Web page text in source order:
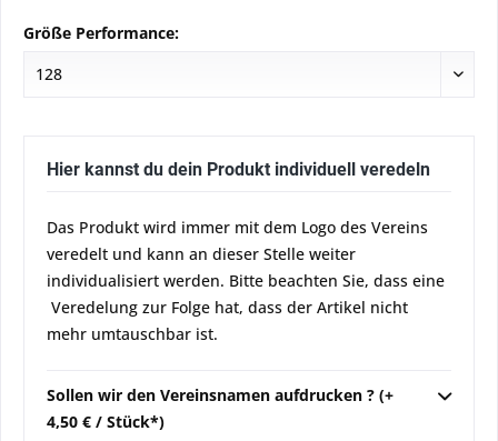
Größe Performance:
Hier kannst du dein Produkt individuell veredeln
Das Produkt wird immer mit dem Logo des Vereins
veredelt und kann an dieser Stelle weiter
individualisiert werden. Bitte beachten Sie, dass eine
Veredelung zur Folge hat, dass der Artikel nicht
mehr umtauschbar ist.
Sollen wir den Vereinsnamen aufdrucken ? (+
4,50 € / Stück*)